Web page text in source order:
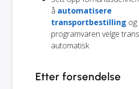
å automatisere
transportbestilling og
programvaren velge
automatisk
Etter forsendelse